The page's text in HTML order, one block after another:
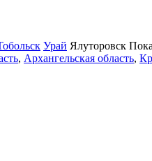
Урай Ялуторовск
, Архангельская область,